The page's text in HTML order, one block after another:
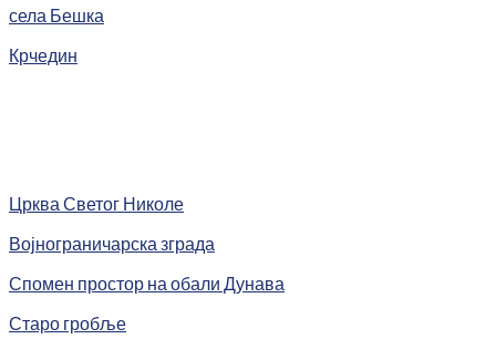
села Бешка
Крчедин
Црква Светог Николе
Војнограничарска зграда
Спомен простор на обали Дунава
Старо гробље